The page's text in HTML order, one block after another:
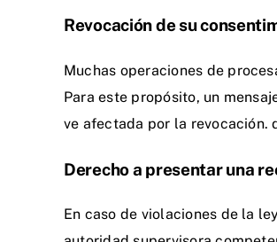
Revocación de su
Muchas operaciones de
Para este propósito, un
ve afectada por la revocación.
Derecho a presentar una
En caso de violaciones de la